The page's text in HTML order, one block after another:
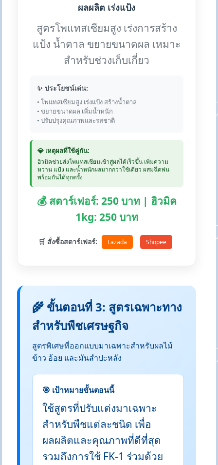
ผลผลิต เร่งแป้ง
สูตรโพแทสเซียมสูง เร่งการสร้าง
แป้ง น้ำตาล ขยายขนาดผล เหมาะ
สำหรับช่วงเก็บเกี่ยว
✨ ประโยชน์เด่น:
• โพแทสเซียมสูง เร่งแป้ง สร้างน้ำตาล
• ขยายขนาดผล เพิ่มน้ำหนัก
• ปรับปรุงคุณภาพและรสชาติ
💎 เหตุผลที่ใช้คู่กัน:
ฮิวมิคช่วยส่งโพแทสเซียมเข้าสู่ผลได้เร็วขึ้น เพิ่มความ
หวาน แป้ง และน้ำหนักผลมากกว่าใช้เดี่ยว ผสมฉีดพ่น
พร้อมกันได้ทุกครั้ง
💰 สตาร์เฟอร์: 250 บาท | ฮิวมิค
1kg: 250 บาท
🛒 สั่งซื้อสตาร์เฟอร์: Lazada Shopee
🌾 ขั้นตอนที่ 3: สูตรเฉพาะทาง
สำหรับพืชเศรษฐกิจ
สูตรพิเศษที่ออกแบบมาเฉพาะสำหรับผลไม้
ข้าว อ้อย และมันสำปะหลัง
🎯 เป้าหมายขั้นตอนนี้
ใช้สูตรที่ปรับแต่งมาเฉพาะ
สำหรับพืชแต่ละชนิด เพื่อ
ผลผลิตและคุณภาพที่ดีที่สุด
รวมถึงการใช้ FK-1 ร่วมด้วย